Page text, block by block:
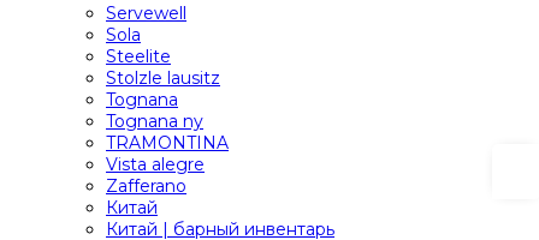
Servewell
Sola
Steelite
Stolzle lausitz
Tognana
Tognana ny
TRAMONTINA
Vista alegre
Zafferano
Китай
Китай | барный инвентарь